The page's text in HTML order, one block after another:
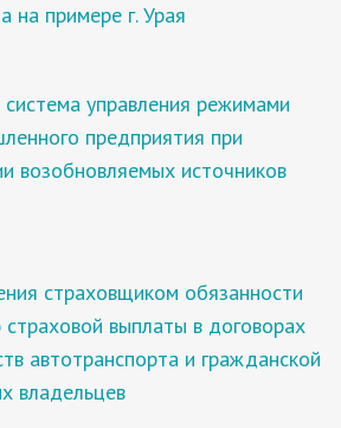
на примере г. Урая
управления режимами
предприятия при
возобновляемых источников
страховщиком обязанности
выплаты в договорах
автотранспорта и гражданской
владельцев